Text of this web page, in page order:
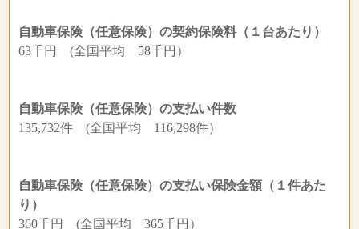
自動車保険（任意保険）の契約保険料（１台あたり）
63千円 (全国平均 58千円）
自動車保険（任意保険）の支払い件数
135,732件 (全国平均 116,298件）
自動車保険（任意保険）の支払い保険金額（１件あた
り）
360千円 (全国平均 365千円）